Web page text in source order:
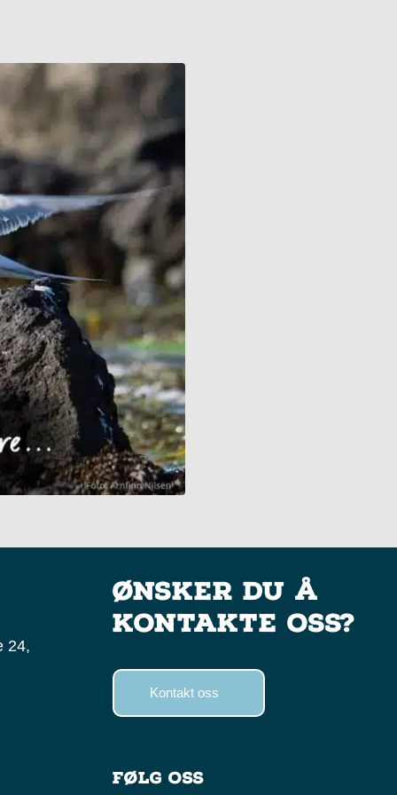
24,
Ønsker du å
kontakte oss?
Kontakt oss
Følg oss